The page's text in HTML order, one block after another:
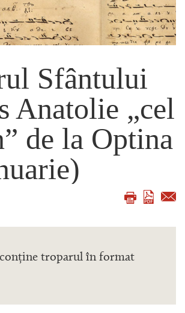
Sfântului
Anatolie „cel
de la Optina
troparul în format